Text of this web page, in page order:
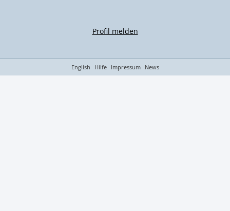
Profil melden
English Hilfe Impressum News